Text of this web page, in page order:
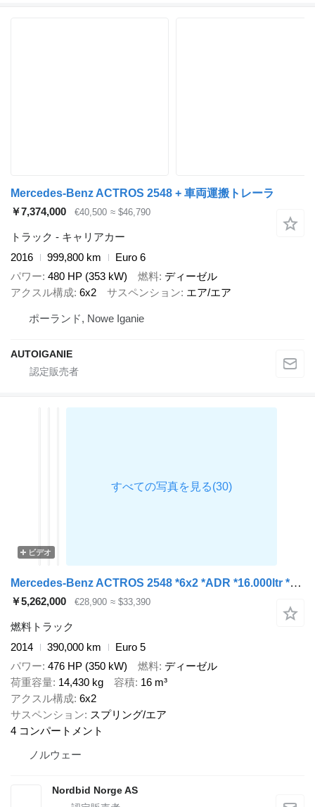
Mercedes-Benz ACTROS 2548 + 車両運搬トレーラ
￥7,374,000
€40,500 ≈ $46,790
トラック - キャリアカー
2016
999,800 km
Euro 6
パワー 480 HP (353 kW) 燃料 ディーゼル
アクスル構成 6x2 サスペンション エア/エア
ポーランド, Nowe Iganie
AUTOIGANIE
ビデオ
Mercedes-Benz ACTROS 2548 *6x2 *ADR *16.000ltr *4 SECTIONS *ONLY 390tkm *VIDEO
￥5,262,000 €28,900 ≈ $33,390
燃料トラック
2014
390,000 km
Euro 5
パワー 476 HP (350 kW) 燃料 ディーゼル
荷重容量 14,430 kg 容積 16 m³
アクスル構成 6x2
サスペンション
スプリング/エア
4 コンパートメント
ノルウェー
Nordbid Norge AS